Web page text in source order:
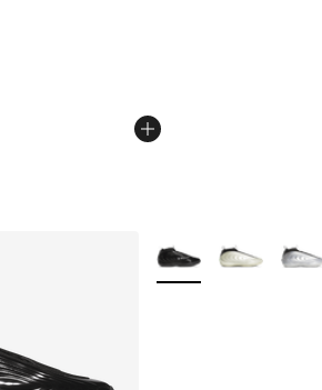
Le prix est passé de $140.00 à
Plus de couleurs